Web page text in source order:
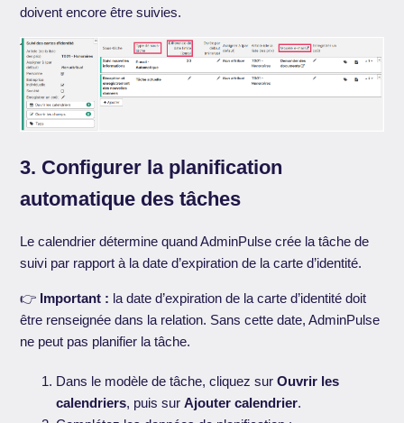
doivent encore être suivies.
3. Configurer la planification
automatique des tâches
Le calendrier détermine quand AdminPulse crée la tâche de
suivi par rapport à la date d’expiration de la carte d’identité.
👉 Important : la date d’expiration de la carte d’identité doit
être renseignée dans la relation. Sans cette date, AdminPulse
ne peut pas planifier la tâche.
Dans le modèle de tâche, cliquez surOuvrir les
calendriers, puis surAjouter calendrier.